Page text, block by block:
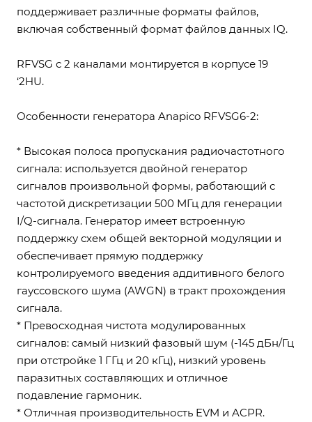
поддерживает различные форматы файлов,
включая собственный формат файлов данных IQ.
RFVSG с 2 каналами монтируется в корпусе 19
‘2HU.
Особенности генератора Anapico RFVSG6-2:
* Высокая полоса пропускания радиочастотного
сигнала: используется двойной генератор
сигналов произвольной формы, работающий с
частотой дискретизации 500 МГц для генерации
I/Q-сигнала. Генератор имеет встроенную
поддержку схем общей векторной модуляции и
обеспечивает прямую поддержку
контролируемого введения аддитивного белого
гауссовского шума (AWGN) в тракт прохождения
сигнала.
* Превосходная чистота модулированных
сигналов: самый низкий фазовый шум (-145 дБн/Гц
при отстройке 1 ГГц и 20 кГц), низкий уровень
паразитных составляющих и отличное
подавление гармоник.
* Отличная производительность EVM и ACPR.